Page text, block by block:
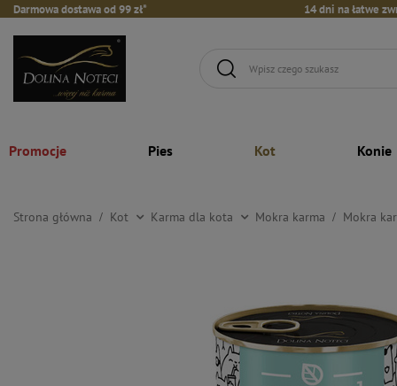
Darmowa dostawa od 99 zł* 14 dni na łatwe
Promocje Pies Kot Konie
Strona główna Kot Karma dla kota Mokra karma Mokra